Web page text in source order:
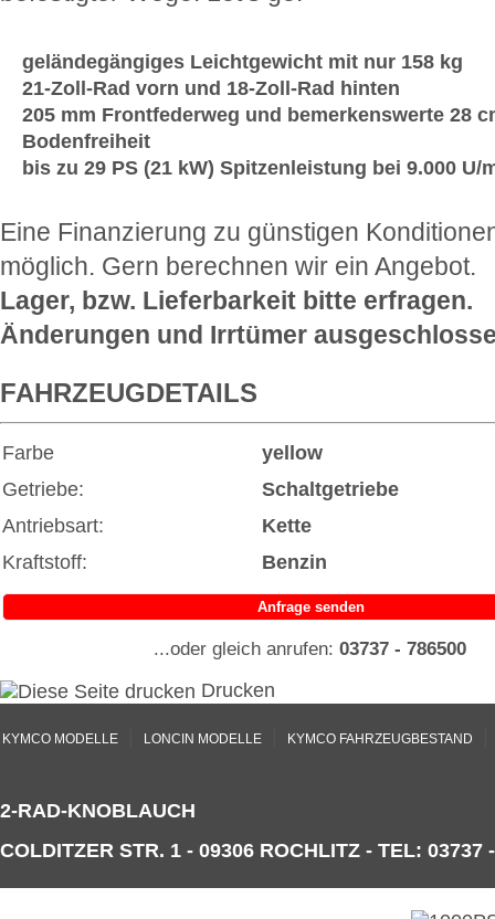
geländegängiges Leichtgewicht mit nur 158 kg
21-Zoll-Rad vorn und 18-Zoll-Rad hinten
205 mm Frontfederweg und bemerkenswerte 28
Bodenfreiheit
bis zu 29 PS (21 kW) Spitzenleistung bei 9.000 U/
Eine Finanzierung zu günstigen
möglich. Gern berechnen wir ein Angebot.
Lager, bzw. Lieferbarkeit bitte erfragen.
Änderungen und Irrtümer
FAHRZEUGDETAILS
Farbe
yellow
Getriebe:
Schaltgetriebe
Antriebsart:
Kette
Kraftstoff:
Benzin
Anfrage senden
...oder gleich anrufen: 03737 - 786500
Drucken
KYMCO MODELLE LONCIN MODELLE KYMCO FAHRZEUGBESTAND
2-RAD-KNOBLAUCH
COLDITZER STR. 1 - 09306 ROCHLITZ - TEL: 03737